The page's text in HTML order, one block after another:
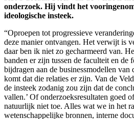
onderzoek. Hij vindt het
ideologische insteek.
“Oproepen tot progressieve
deze manier ontvangen. Het verwijt is
daar ben ik niet zo gecharmeerd van.
banden er zijn tussen de faculteit en de
bijdragen aan de businessmodellen van
komt dat die relaties er zijn. Van de
de insteek zodanig zou zijn dat de
vallen.’ Of onderzoeksresultaten goed
natuurlijk niet toe. Alles wat we in het
wetenschappelijke bronnen, interne